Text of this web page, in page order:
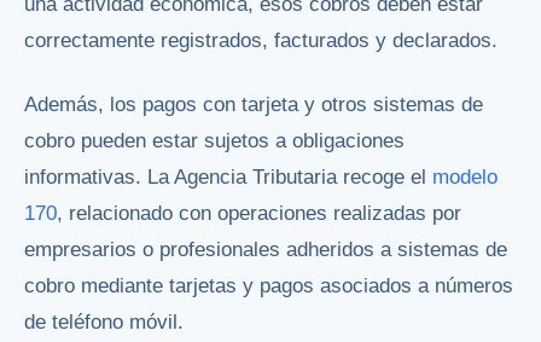
correctamente registrados, facturados y declarados.
Además, los pagos con tarjeta y otros sistemas de
cobro pueden estar sujetos a obligaciones
informativas. La Agencia Tributaria recoge el modelo
170, relacionado con operaciones realizadas por
empresarios o profesionales adheridos a sistemas de
cobro mediante tarjetas y pagos asociados a números
de teléfono móvil.